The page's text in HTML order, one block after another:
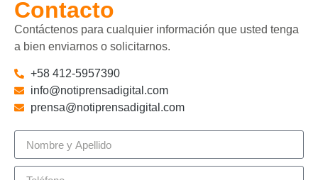
Contacto
Contáctenos para cualquier información que usted tenga
a bien enviarnos o solicitarnos.
+58 412-5957390
info@notiprensadigital.com
prensa@notiprensadigital.com